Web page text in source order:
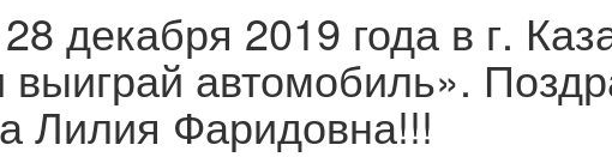
28 декабря 2019 года в г.
выиграй автомобиль».
Лилия Фаридовна!!!